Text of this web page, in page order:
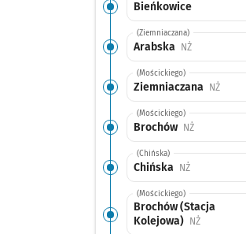
Bieńkowice
(Ziemniaczana)
Arabska NŻPrzystanek
(Mościckiego)
Ziemniaczana NŻ
(Mościckiego)
Brochów NŻPrzystanek
(Chińska)
Chińska NŻPrzystanek
(Mościckiego)
Brochów (Stacja
Kolejowa)
NŻPrzystanek